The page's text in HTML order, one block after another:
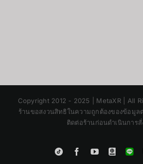
Copyright 2012 - 2025 | MetaXR | All
ร้านขอสงวนสิทธิในความถูกต้องของข้อมูล
ติดต่อร้านก่อนดำเนินการ
Tiktok FacebookYouTubeBlogger